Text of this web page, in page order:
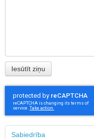
Sabiedrība